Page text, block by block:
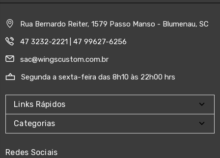
Rua Bernardo Reiter, 1579 Passo Manso - Blumenau, SC
47 3232-2221 | 47 99627-6256
sac@wingscustom.com.br
Segunda a sexta-feira das 8h10 às 22h00 hrs
Links Rápidos
Categorias
Redes Sociais